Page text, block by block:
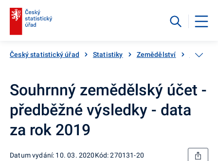
Český statistický úřad Statistiky Zemědělství
Souhrnný zemědělský účet -
předběžné výsledky - data
za rok 2019
Datum vydání: 10. 03. 2020Kód: 270131-20